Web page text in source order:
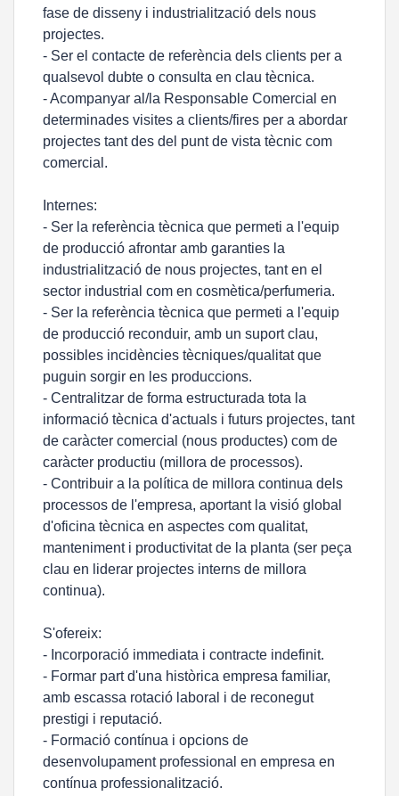
fase de disseny i industrialització dels nous
projectes.
- Ser el contacte de referència dels clients per a
qualsevol dubte o consulta en clau tècnica.
- Acompanyar al/la Responsable Comercial en
determinades visites a clients/fires per a abordar
projectes tant des del punt de vista tècnic com
comercial.
Internes:
- Ser la referència tècnica que permeti a l'equip
de producció afrontar amb garanties la
industrialització de nous projectes, tant en el
sector industrial com en cosmètica/perfumeria.
- Ser la referència tècnica que permeti a l'equip
de producció reconduir, amb un suport clau,
possibles incidències tècniques/qualitat que
puguin sorgir en les produccions.
- Centralitzar de forma estructurada tota la
informació tècnica d'actuals i futurs projectes, tant
de caràcter comercial (nous productes) com de
caràcter productiu (millora de processos).
- Contribuir a la política de millora continua dels
processos de l'empresa, aportant la visió global
d'oficina tècnica en aspectes com qualitat,
manteniment i productivitat de la planta (ser peça
clau en liderar projectes interns de millora
continua).
S'ofereix:
- Incorporació immediata i contracte indefinit.
- Formar part d'una històrica empresa familiar,
amb escassa rotació laboral i de reconegut
prestigi i reputació.
- Formació contínua i opcions de
desenvolupament professional en empresa en
contínua professionalització.